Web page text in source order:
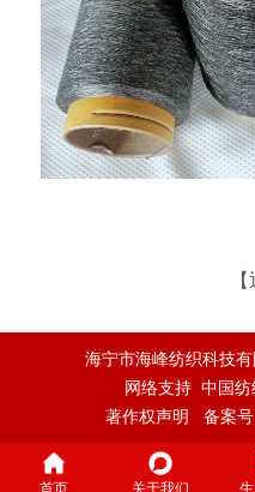
海宁市海峰纺织科技有
网络支持 中国纺
著作权声明
备案
首页 关于我们